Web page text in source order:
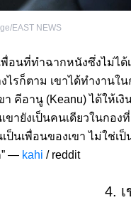
EAST NEWS
พื่อนที่ทำฉากหนังซึ่งไม่ไ
ไรก็ตาม เขาได้ทำงานใน
คีอานู (Keanu) ได้ให้เ
ขายังเป็นคนเดียวในกอ
นเพื่อนของเขา ไม่ใช่เป็
— kahi / reddit
4.